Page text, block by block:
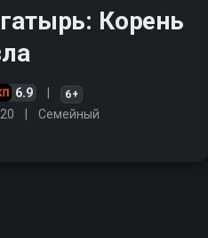
Корень
6.9 6+
Cемейный